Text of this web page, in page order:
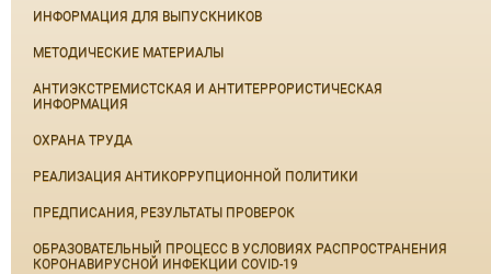
ИНФОРМАЦИЯ ДЛЯ ВЫПУСКНИКОВ
МЕТОДИЧЕСКИЕ МАТЕРИАЛЫ
АНТИЭКСТРЕМИСТСКАЯ И АНТИТЕРРОРИСТИЧЕСКАЯ
ИНФОРМАЦИЯ
ОХРАНА ТРУДА
РЕАЛИЗАЦИЯ АНТИКОРРУПЦИОННОЙ ПОЛИТИКИ
ПРЕДПИСАНИЯ, РЕЗУЛЬТАТЫ ПРОВЕРОК
ОБРАЗОВАТЕЛЬНЫЙ ПРОЦЕСС В УСЛОВИЯХ РАСПРОСТРАНЕНИЯ
КОРОНАВИРУСНОЙ ИНФЕКЦИИ COVID-19